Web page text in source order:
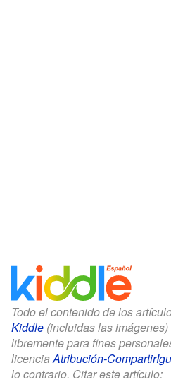
Todo el contenido de los
Kiddle (incluidas las
libremente para fines
licenciaAtribución-
lo contrario. Citar este artículo: